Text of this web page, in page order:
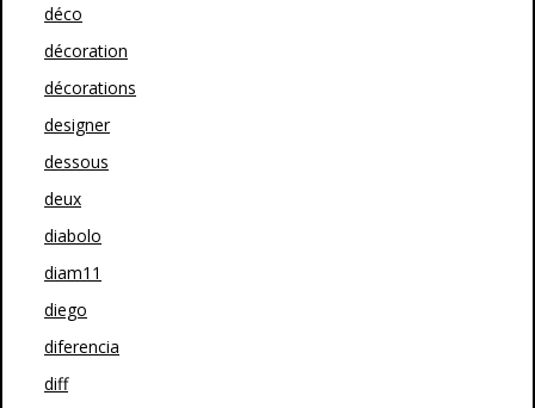
déco
décoration
décorations
designer
dessous
deux
diabolo
diam11
diego
diferencia
diff